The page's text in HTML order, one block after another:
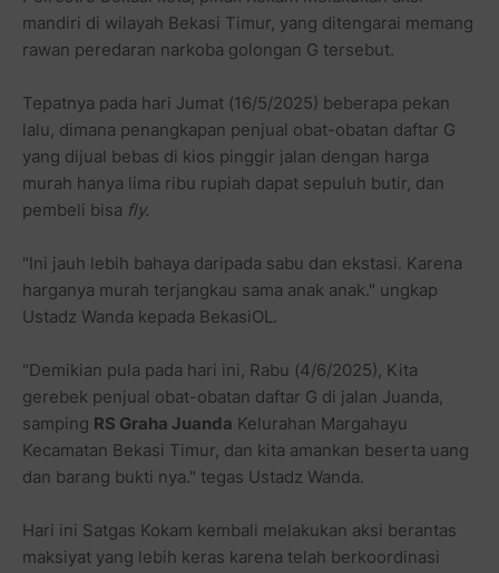
mandiri di wilayah Bekasi Timur, yang ditengarai memang
rawan peredaran narkoba golongan G tersebut.
Tepatnya pada hari Jumat (16/5/2025) beberapa pekan
lalu, dimana penangkapan penjual obat-obatan daftar G
yang dijual bebas di kios pinggir jalan dengan harga
murah hanya lima ribu rupiah dapat sepuluh butir, dan
pembeli bisa fly.
"Ini jauh lebih bahaya daripada sabu dan ekstasi. Karena
harganya murah terjangkau sama anak anak." ungkap
Ustadz Wanda kepada BekasiOL.
"Demikian pula pada hari ini, Rabu (4/6/2025), Kita
gerebek penjual obat-obatan daftar G di jalan Juanda,
samping RS Graha Juanda Kelurahan Margahayu
Kecamatan Bekasi Timur, dan kita amankan beserta uang
dan barang bukti nya." tegas Ustadz Wanda.
Hari ini Satgas Kokam kembali melakukan aksi berantas
maksiyat yang lebih keras karena telah berkoordinasi